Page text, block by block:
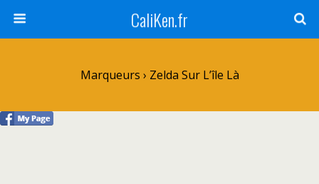
CaliKen.fr
Marqueurs › Zelda Sur L’île Là